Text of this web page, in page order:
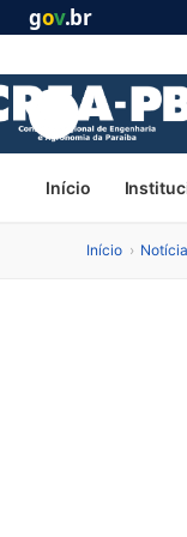
gov.br
Início
Início ›